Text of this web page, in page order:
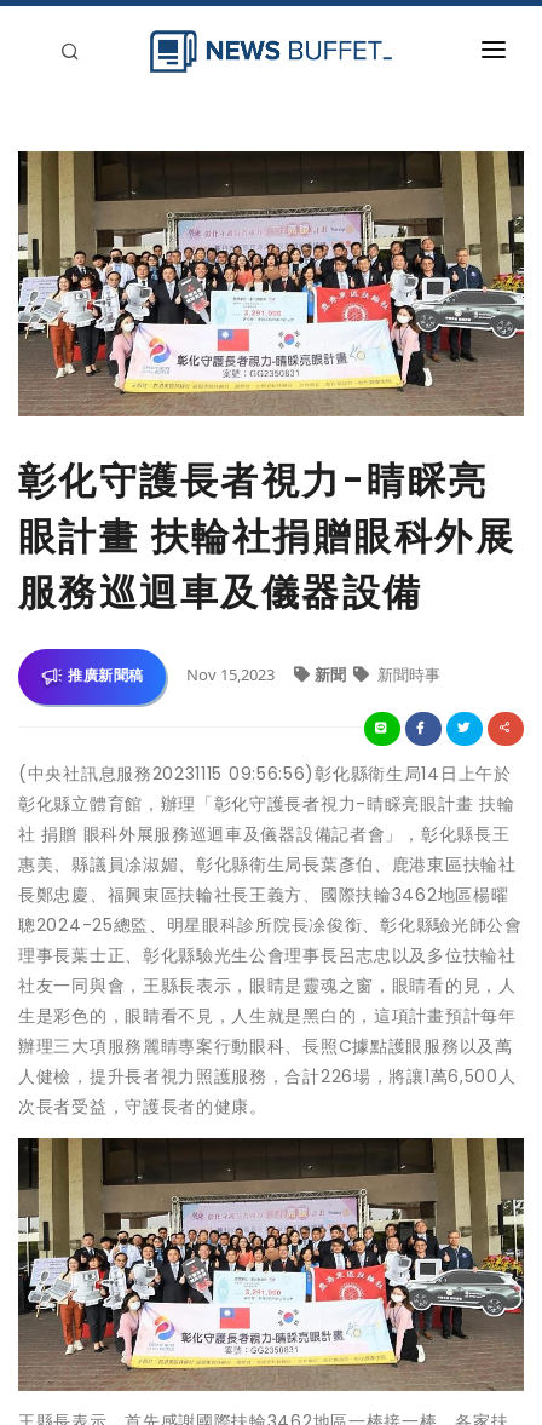
新聞稿分類
刊登
彰化守護長者視力-睛睬亮
眼計畫 扶輪社捐贈眼科外展
服務巡迴車及儀器設備
推廣新聞稿 Nov 15,2023 新聞 新聞時事
(中央社訊息服務20231115 09:56:56)彰化縣衛生局14日上午於
彰化縣立體育館，辦理「彰化守護長者視力-睛睬亮眼計畫 扶輪
社 捐贈 眼科外展服務巡迴車及儀器設備記者會」，彰化縣長王
惠美、縣議員凃淑媚、彰化縣衛生局長葉彥伯、鹿港東區扶輪社
長鄭忠慶、福興東區扶輪社長王義方、國際扶輪3462地區楊曜
聰2024-25總監、明星眼科診所院長凃俊銜、彰化縣驗光師公會
理事長葉士正、彰化縣驗光生公會理事長呂志忠以及多位扶輪社
社友一同與會，王縣長表示，眼睛是靈魂之窗，眼睛看的見，人
生是彩色的，眼睛看不見，人生就是黑白的，這項計畫預計每年
辦理三大項服務麗睛專案行動眼科、長照C據點護眼服務以及萬
人健檢，提升長者視力照護服務，合計226場，將讓1萬6,500人
次長者受益，守護長者的健康。